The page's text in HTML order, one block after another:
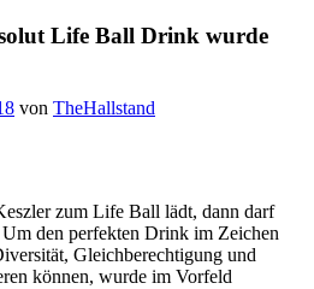
Life Ball Drink wurde
von TheHallstand
zum Life Ball lädt, dann darf
den perfekten Drink im Zeichen
Gleichberechtigung und
können, wurde im Vorfeld